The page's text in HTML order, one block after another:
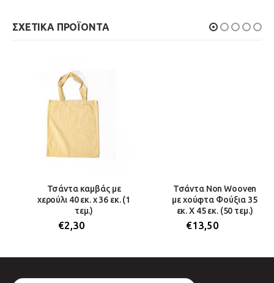
ΣΧΕΤΙΚΆ ΠΡΟΪΌΝΤΑ
Τσάντα καμβάς με
χερούλι 40 εκ. x 36 εκ. (1
τεμ.)
€2,30
Τσάντα Non Wooven
με χούφτα Φούξια 35
εκ. Χ 45 εκ. (50 τεμ.)
€13,50